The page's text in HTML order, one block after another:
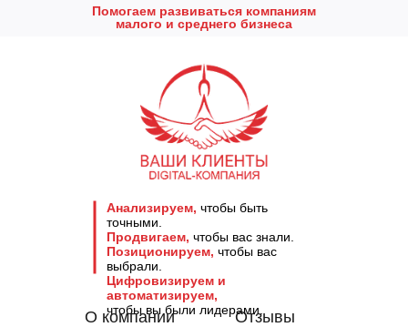
Анализируем, чтобы быть
точными.
Продвигаем, чтобы вас знали.
Позиционируем, чтобы вас
выбрали.
Цифровизируем и
автоматизируем,
чтобы вы были лидерами.
Помогаем развиваться компаниям
малого и среднего бизнеса
О компании
Отзывы